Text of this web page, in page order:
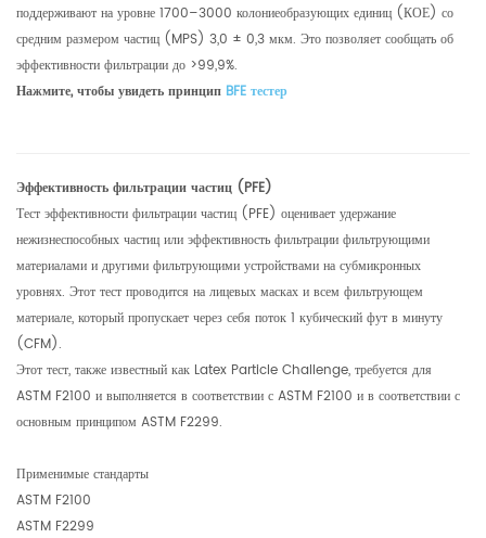
поддерживают на уровне 1700–3000 колониеобразующих единиц (КОЕ) со
средним размером частиц (MPS) 3,0 ± 0,3 мкм. Это позволяет сообщать об
эффективности фильтрации до >99,9%.
Нажмите, чтобы увидеть принцип BFE тестер
Эффективность фильтрации частиц (PFE)
Тест эффективности фильтрации частиц (PFE) оценивает удержание
нежизнеспособных частиц или эффективность фильтрации фильтрующими
материалами и другими фильтрующими устройствами на субмикронных
уровнях. Этот тест проводится на лицевых масках и всем фильтрующем
материале, который пропускает через себя поток 1 кубический фут в минуту
(CFM).
Этот тест, также известный как Latex Particle Challenge, требуется для
ASTM F2100 и выполняется в соответствии с ASTM F2100 и в соответствии с
основным принципом ASTM F2299.
Применимые стандарты
ASTM F2100
ASTM F2299